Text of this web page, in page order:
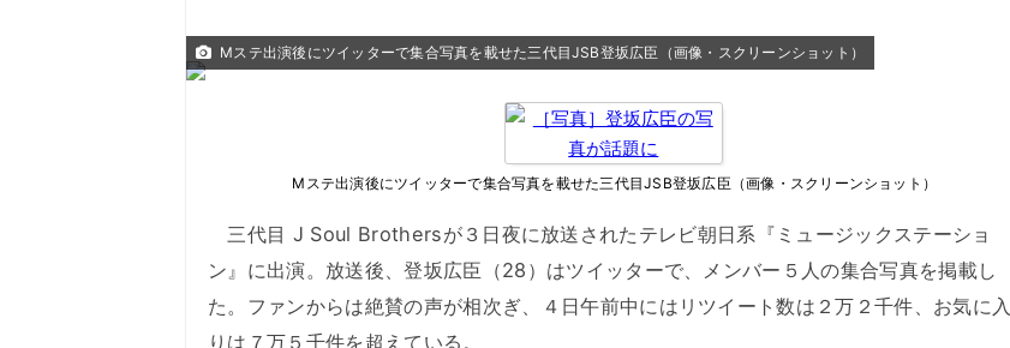
Mステ出演後にツイッターで集合写真を載せた三代目JSB登坂広臣（画像・スクリーンショット）
Mステ出演後にツイッターで集合写真を載せた三代目JSB登坂広臣（画像・スクリーンショット）
三代目 J Soul Brothersが３日夜に放送されたテレビ朝日系『ミュージックステーショ
ン』に出演。放送後、登坂広臣（28）はツイッターで、メンバー５人の集合写真を掲載し
た。ファンからは絶賛の声が相次ぎ、４日午前中にはリツイート数は２万２千件、お気に入
りは７万５千件を超えている。